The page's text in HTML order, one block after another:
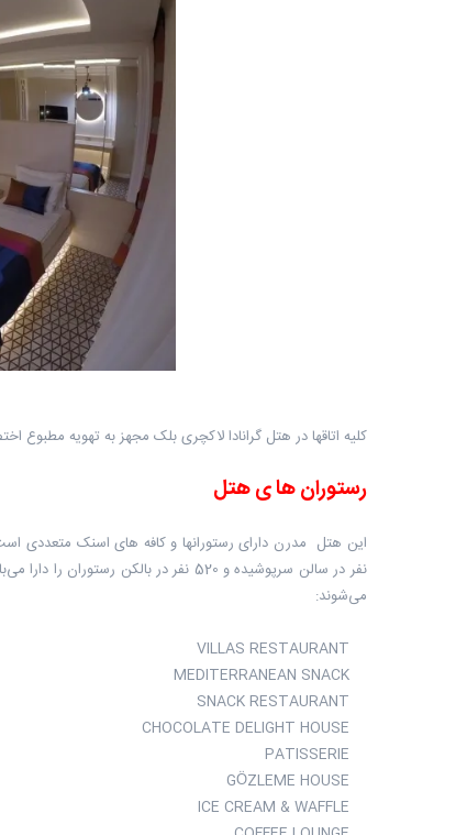
کلیه اتاقها در هتل گرانادا لاکچری بلک مجهز به تهویه
رستوران ها ی هتل
نفر در سالن سرپوشیده و 520 نفر در
می‌شوند:
MEDITERRANEAN SNACK